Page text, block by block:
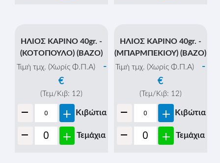
ΗΛΙΟΣ ΚΑΡΙΝΟ 40gr. -
(ΚΟΤΟΠΟΥΛΟ) (ΒAΖΟ)
Τιμή τμχ. (Χωρίς Φ.Π.Α)
-
€
(Τεμ/Κιβ: 12)
- + Κιβώτια
- + Τεμάχια
ΗΛΙΟΣ ΚΑΡΙΝΟ 40gr. -
(ΜΠΑΡΜΠΕΚΙΟΥ) (ΒΑΖΟ)
Τιμή τμχ. (Χωρίς Φ.Π.Α)
-
€
(Τεμ/Κιβ: 12)
- + Κιβώτια
- + Τεμάχια